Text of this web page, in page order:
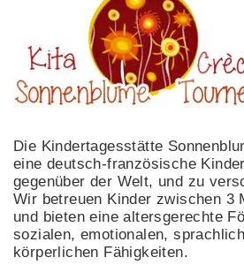
Die Kindertagesstätte
eine deutsch-französische
gegenüber der Welt, und zu
Wir betreuen Kinder zwischen 3
und bieten eine altersgerechte
sozialen, emotionalen,
körperlichen Fähigkeiten.